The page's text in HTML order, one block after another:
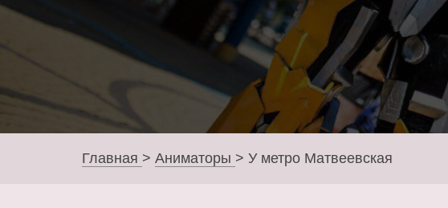
Главная > Аниматоры > У метро Матвеевская